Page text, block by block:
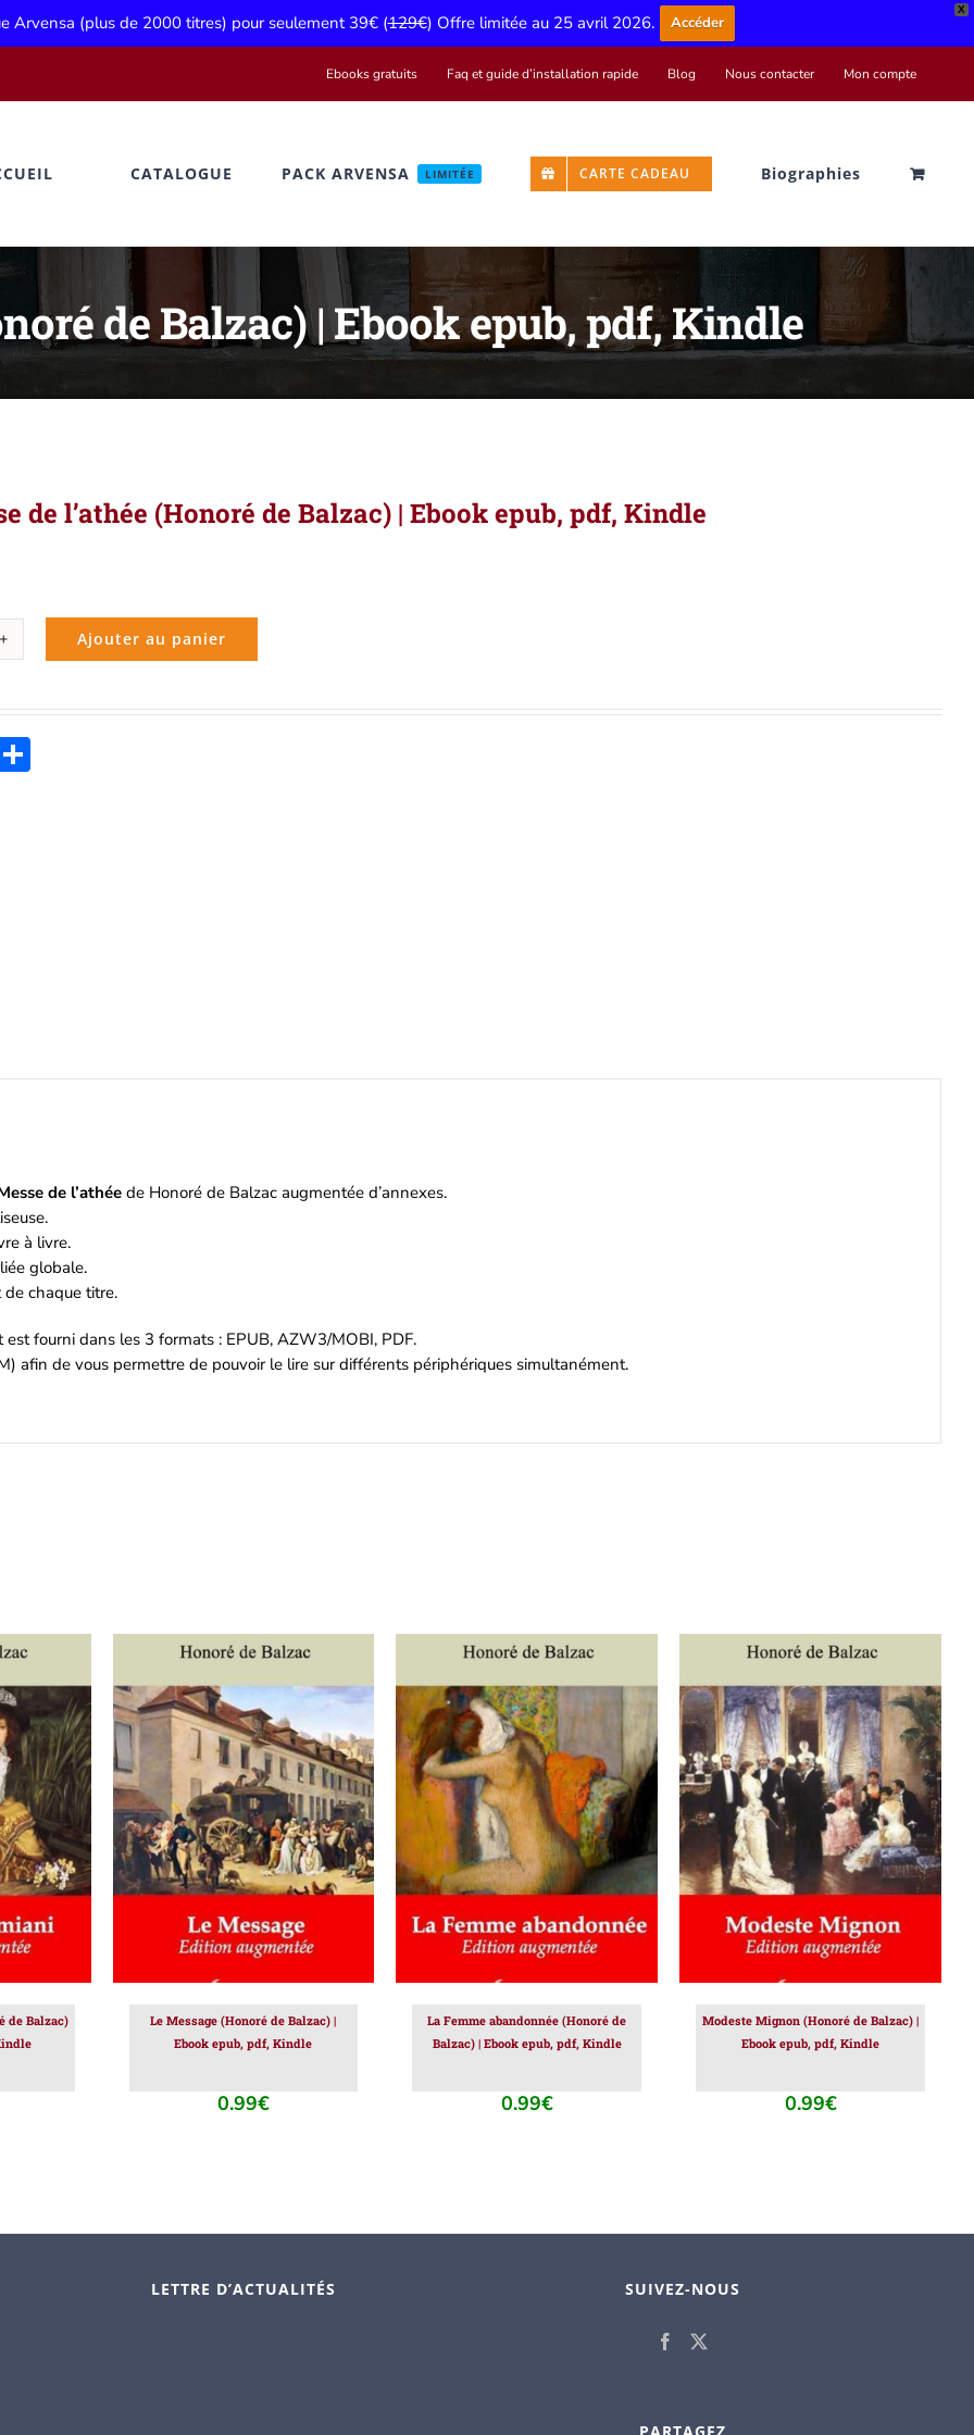
X
Arvensa (plus de 2000 titres) pour seulement 39€ (129€) Offre limitée au 25 avril 2026. Accéder
Ebooks gratuits Faq et guide d’installation rapide Blog Nous contacter Mon compte
CATALOGUE PACK ARVENSA LIMITÉE CARTE CADEAU Biographies
de Balzac) | Ebook epub, pdf, Kindle
de l’athée (Honoré de Balzac) | Ebook epub, pdf, Kindle
Ajouter au panier
de l’athée de Honoré de Balzac augmentée d’annexes.
à livre.
globale.
chaque titre.
fourni dans les 3 formats : EPUB, AZW3/MOBI, PDF.
afin de vous permettre de pouvoir le lire sur différents périphériques simultanément.
/
de Balzac)
AJOUTER AU PANIER
/
DÉTAILS
Le Message (Honoré de Balzac) |
Ebook epub, pdf, Kindle
0.99€
AJOUTER AU PANIER
/
DÉTAILS
La Femme abandonnée (Honoré de
Balzac) | Ebook epub, pdf, Kindle
0.99€
AJOUTER AU PANIER
/
DÉTAILS
Modeste Mignon (Honoré de Balzac) |
Ebook epub, pdf, Kindle
0.99€
LETTRE D’ACTUALITÉS SUIVEZ-NOUS